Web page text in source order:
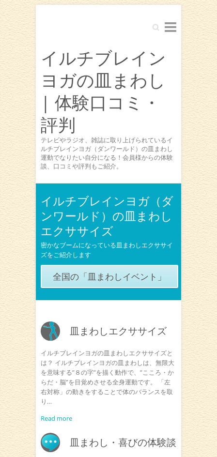
Search
イルチブレイン
ヨガの皿まわし
| 体験口コミ・
評判
テレビやラジオ、雑誌に取り上げられているイ
ルチブレインヨガ（ダンワールド）の皿まわし
運動でなりたい自分になる！会員様からの体験
談、口コミや評判もご紹介。
イルチブレインヨガ（ダ
ンワールド）の皿まわし
エクササイズ
密かなブームになっている皿まわしエクササイ
ズをご紹介します
全国の「皿まわしイベント」
皿まわしエクササイズ
イルチブレインヨガの皿まわしエクササイズと
は？ イルチブレインヨガの皿まわしは、無限大
を意味する”８の字”を描く動作で、”こころ・か
らだ・脳”を目覚めさせる全身運動です。 「左
右対称」の動きをすることで体のバランスを取
り…
Read more
皿まわし・喜びの体験談